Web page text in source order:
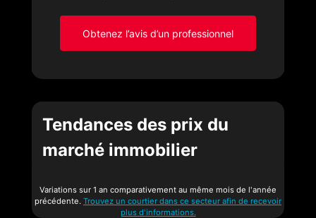
Obtenez l’avis d’un professionnel
Tendances des prix du
marché immobilier
Variations sur 1 an comparativement au même mois de l'année
précédente. Trouvez un courtier dans ce secteur afin de recevoir
plus d'informations.